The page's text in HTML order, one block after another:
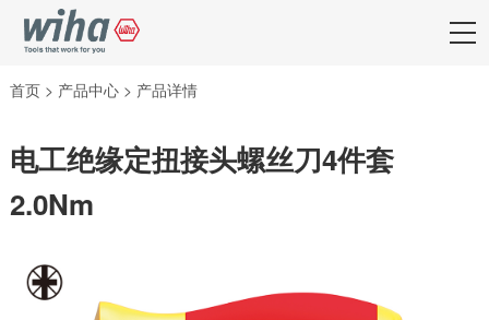
首页 > 产品中心 > 产品详情
电工绝缘定扭接头螺丝刀4件套
2.0Nm